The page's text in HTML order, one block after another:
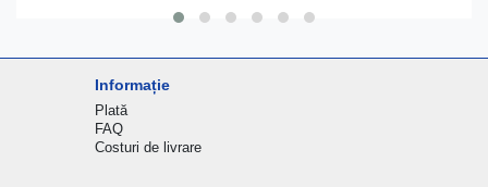
Informație
Plată
FAQ
Costuri de livrare